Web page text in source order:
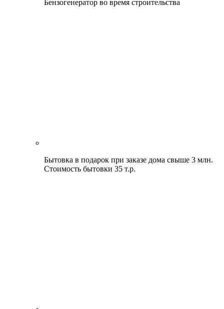
Бензогенератор во время строительства
Бытовка в подарок при заказе дома свыше 3 млн.
Стоимость бытовки 35 т.р.